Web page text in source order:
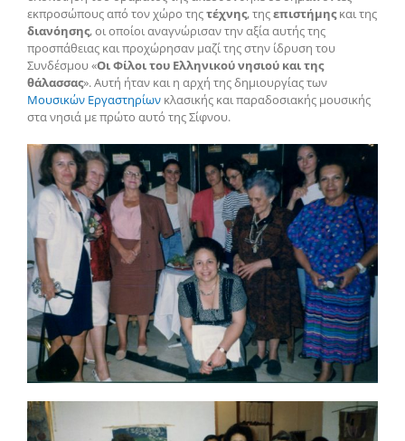
εκπροσώπους από τον χώρο τηςτέχνης, τηςεπιστήμηςκαι της
διανόησης, οι οποίοι αναγνώρισαν την αξία αυτής της
προσπάθειας και προχώρησαν μαζί της στην ίδρυση του
Συνδέσμου «Οι Φίλοι του Ελληνικού νησιού και της
θάλασσας». Αυτή ήταν και η αρχή της δημιουργίας των
Μουσικών Εργαστηρίων κλασικής και παραδοσιακής μουσικής
στα νησιά με πρώτο αυτό της Σίφνου.